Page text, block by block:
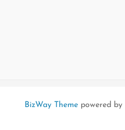
BizWay Theme powered by